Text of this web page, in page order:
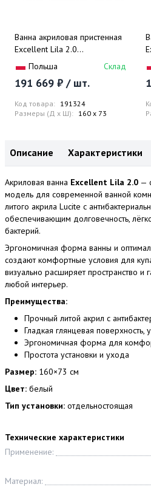
Ванна акриловая пристенная
Excellent Lila 2.0
WAEX.LIL2.160.WHP 160x73
(белый), слив-перелив
Польша Склад
191 669 ₽ / шт.
Код товара: 191324
Размеры (Д x Ш): 160 x 73
Описание Характеристики
Акриловая ванна Excellent Lila 2.0 —
модель для современной ванной
литого акрила Lucite с
обеспечивающим долговечность,
бактерий.
Эргономичная форма ванны и
создают комфортные условия для
визуально расширяет пространство и
любой интерьер.
Преимущества:
Прочный литой акрил с
Гладкая глянцевая поверхность,
Эргономичная форма для
Простота установки и ухода
Размер: 160×73 см
Цвет: белый
Тип установки: отдельностоящая
Технические характеристики
Применение:
Материал: